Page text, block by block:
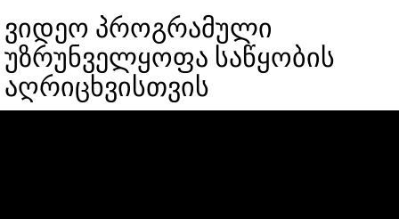
ვიდეო პროგრამული
უზრუნველყოფა საწყობის
აღრიცხვისთვის